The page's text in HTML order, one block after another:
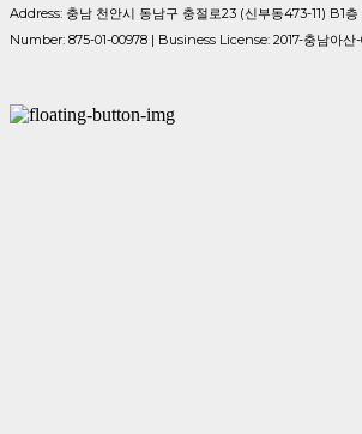
Address: 충남 천안시 동남구 충절로23 (신부동473-11) B1
Number: 875-01-00978 | Business License: 2017-충남아산